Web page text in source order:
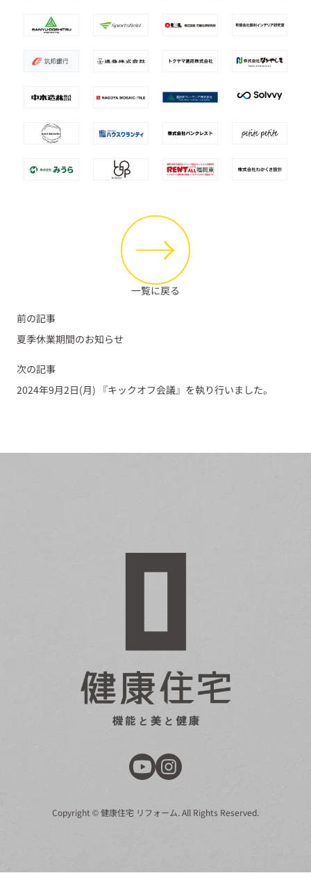
一覧に戻る
前の記事
夏季休業期間のお知らせ
次の記事
2024年9月2日(月) 『キックオフ会議』を執り行いました。
Copyright © 健康住宅 リフォーム. All Rights Reserved.